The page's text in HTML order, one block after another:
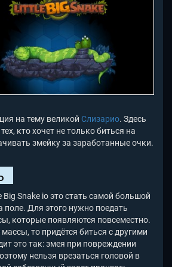
на тему великой Слизарио. Здесь
кто хочет не только биться на
змейку за заработанные очки.
Snake ioэто стать самой большой
поле. Для этого нужно поедать
которые появляются повсеместно.
то придётся биться с другими
это так: змея при повреждении
нельзя врезаться головой в